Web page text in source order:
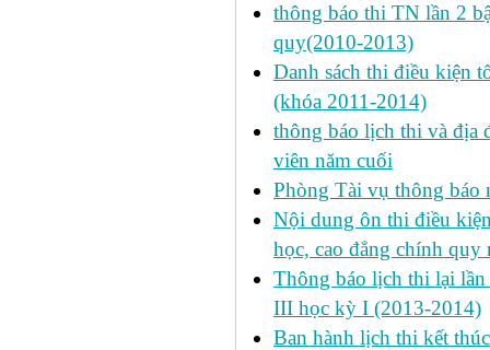
thông báo thi TN lần 2
quy(2010-2013)
Danh sách thi điều kiện
(khóa 2011-2014)
thông báo lịch thi và địa
viên năm cuối
Phòng Tài vụ thông báo
Nội dung ôn thi điều
học, cao đẳng chính quy
Thông báo lịch thi lại
III học kỳ I (2013-2014)
Ban hành lịch thi kết